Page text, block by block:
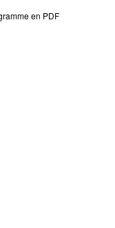
en PDF